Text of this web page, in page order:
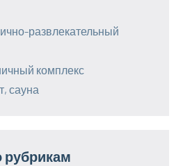
развлекательный
комплекс
сауна
рубрикам